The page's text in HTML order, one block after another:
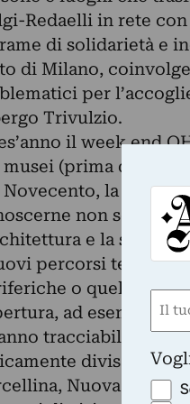
Redaelli in rete
di solidarietà e
di Milano,
per
Trivulzio.
il week end
(prima
la GAM,
non solo la
e la storia
percorsi tematici,
o quello che
ad esempio,
tracciabili in
divisa –
Nuova e
Nome